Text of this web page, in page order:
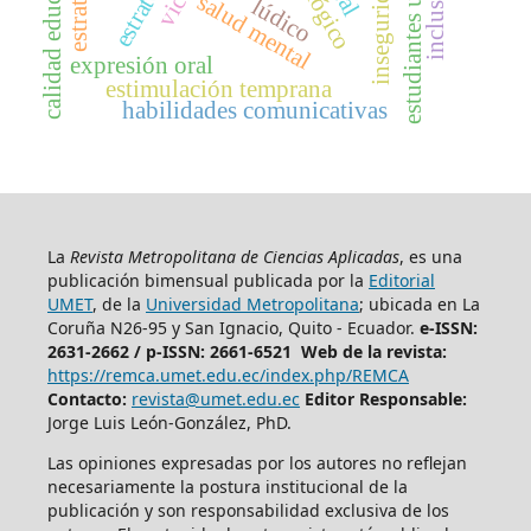
salud mental
estimulación temprana
habilidades comunicativas
expresión oral
lúdico
La Revista Metropolitana de Ciencias Aplicadas, es una
publicación bimensual publicada por la Editorial
UMET, de la Universidad Metropolitana; ubicada en La
Coruña N26-95 y San Ignacio, Quito - Ecuador. e-ISSN:
2631-2662 / p-ISSN: 2661-6521 Web de la revista:
https://remca.umet.edu.ec/index.php/REMCA
Contacto: revista@umet.edu.ec Editor Responsable:
Jorge Luis León-González, PhD.
Las opiniones expresadas por los autores no reflejan
necesariamente la postura institucional de la
publicación y son responsabilidad exclusiva de los